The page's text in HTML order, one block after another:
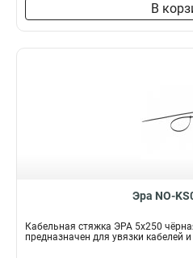
В
Эра NO-
Кабельная стяжка ЭРА 5x250
предназначен для увязки кабелей и